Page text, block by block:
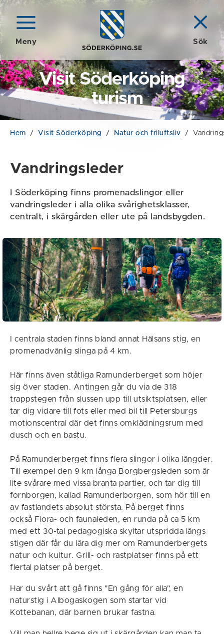
Meny Sök
Visit Söderköping
- turism
Hem / Visit Söderköping / Natur och friluftsliv /
Vandringsleder
I Söderköping finns promenadslingor eller
vandringsleder i alla olika svårighetsklasser,
centralt, i skärgården eller ute på landsbygden.
I centrala staden finns bland annat Hälsans stig, en
promenadvänlig slinga på 4 km.
Här finns även ståtliga Ramunderberget som höjer
sig över staden. Antingen går du via de 318
trappstegen från slussen upp till utsiktsplatsen, eller
tar dig vidare till fots eller med bil till Petersburgs
motionscentral där det finns omklädningsrum med
dusch och en bastu.
På Ramunderberget finns flera slingor i olika längder.
Till exempel den 9 km långa Borgbergsleden som är
lite svårare med vissa branta partier, och tar dig till
fornborgen, kallad Ramunderborgen, som hör till en
av fastlandets absolut största. På berget finns
också Flora- och faunaleden, en runda på ca 5 km
med ett 30-tal pedagogiska skyltar utspridda längs
stigen där får du lära dig mer om Ramunderbergets
natur och kultur. Grill- och rastplatser finns på ett
flertal platser på berget.
Har du svårt att gå finns "En gång för alla", en
naturstig i Albogaskogen som startar vid
Kottebanan, där barnen brukar fastna.